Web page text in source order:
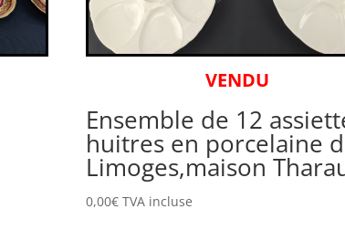
VENDU
Ensemble de 12
huitres en porcelaine
Limoges,maison
0,00€ TVA incluse